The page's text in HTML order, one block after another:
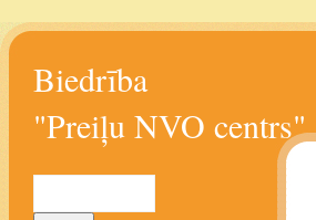
Biedrība
"Preiļu NVO centrs"